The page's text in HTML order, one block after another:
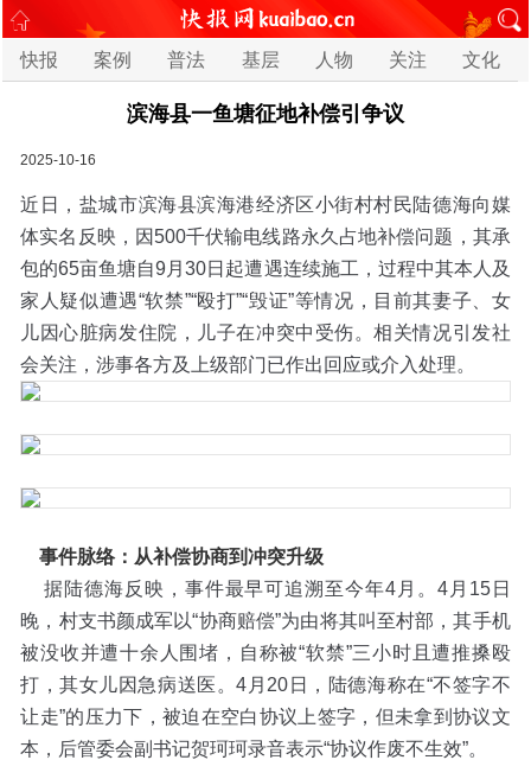
快报 案例 普法 基层 人物 关注 文化
滨海县一鱼塘征地补偿引争议
2025-10-16
近日，盐城市滨海县滨海港经济区小街村村民陆德海向媒
体实名反映，因500千伏输电线路永久占地补偿问题，其承
包的65亩鱼塘自9月30日起遭遇连续施工，过程中其本人及
家人疑似遭遇“软禁”“殴打”“毁证”等情况，目前其妻子、女
儿因心脏病发住院，儿子在冲突中受伤。相关情况引发社
会关注，涉事各方及上级部门已作出回应或介入处理。
事件脉络：从补偿协商到冲突升级
据陆德海反映，事件最早可追溯至今年4月。4月15日
晚，村支书颜成军以“协商赔偿”为由将其叫至村部，其手机
被没收并遭十余人围堵，自称被“软禁”三小时且遭推搡殴
打，其女儿因急病送医。4月20日，陆德海称在“不签字不
让走”的压力下，被迫在空白协议上签字，但未拿到协议文
本，后管委会副书记贺珂珂录音表示“协议作废不生效”。